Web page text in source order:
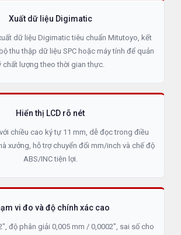
Xuất dữ liệu Digimatic
dữ liệu Digimatic tiêu chuẩn Mitutoyo, kết
thu thập dữ liệu SPC hoặc máy tính để quản
chất lượng theo thời gian thực.
Hiển thị LCD rõ nét
chiều cao ký tự 11 mm, dễ đọc trong điều
xưởng, hỗ trợ chuyển đổi mm/inch và chế độ
ABS/INC tiện lợi.
vi đo và độ chính xác cao
độ phân giải 0,005 mm / 0,0002", sai số cho